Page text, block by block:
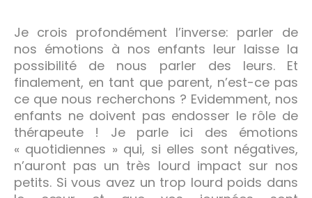
Je crois profondément l’inverse: parler de
nos émotions à nos enfants leur laisse la
possibilité de nous parler des leurs. Et
finalement, en tant que parent, n’est-ce pas
ce que nous recherchons ? Evidemment, nos
enfants ne doivent pas endosser le rôle de
thérapeute ! Je parle ici des émotions
« quotidiennes » qui, si elles sont négatives,
n’auront pas un très lourd impact sur nos
petits. Si vous avez un trop lourd poids dans